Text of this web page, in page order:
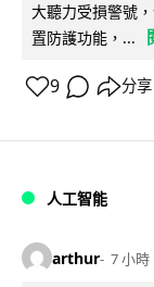
大聽力受損警號
置防護功能，...
9 分享
人工智能
arthur 7 小時